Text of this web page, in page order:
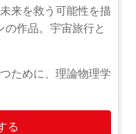
来を救う可能性を描
の作品。宇宙旅行と
ために、理論物理学
る